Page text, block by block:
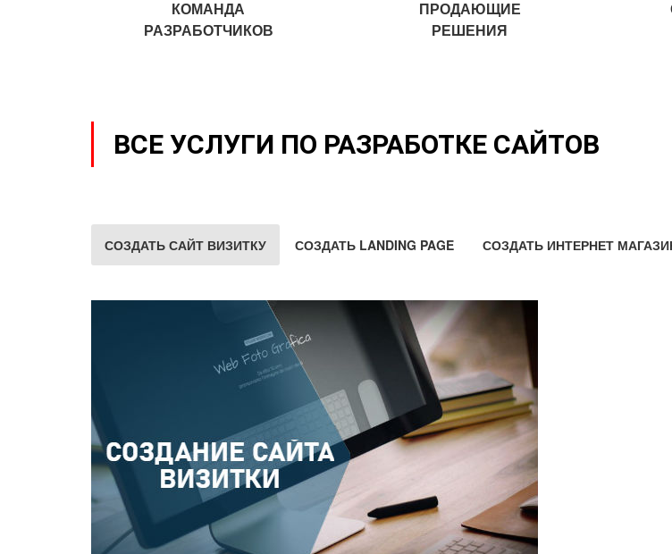
КОМАНДА
РАЗРАБОТЧИКОВ
ПРОДАЮЩИЕ
РЕШЕНИЯ
ВСЕ УСЛУГИ ПО РАЗРАБОТКЕ САЙТОВ
СОЗДАТЬ САЙТ ВИЗИТКУ СОЗДАТЬ LANDING PAGE СОЗДАТЬ ИНТЕРНЕТ